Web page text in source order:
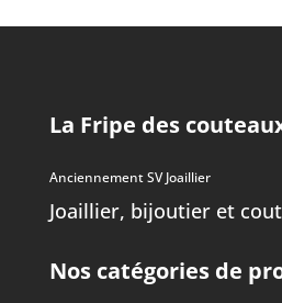
La Fripe des
Anciennement SV Joaillier
Joaillier, bijoutier et
Nos catégories de